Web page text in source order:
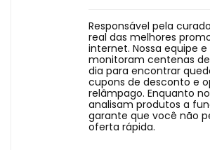
Responsável pela
real das melhores
internet. Nossa equipe
monitoram centenas
dia para encontrar
cupons de desconto e
relâmpago. Enquanto
analisam produtos a
garante que você não
oferta rápida.